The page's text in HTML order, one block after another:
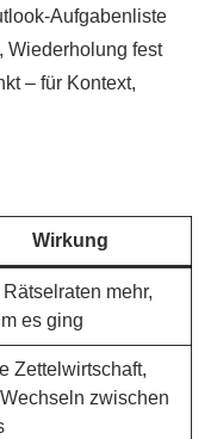
Aufgabenliste
fest
– für Kontext,
Wirkung
Rätselraten mehr,
es ging
Zettelwirtschaft,
zwischen